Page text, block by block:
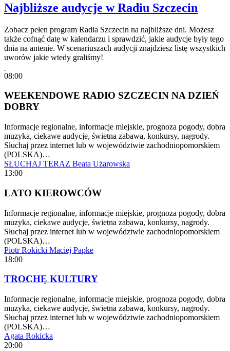
Najbliższe audycje w Radiu Szczecin
Zobacz pełen program Radia Szczecin na najbliższe dni. Możesz
także cofnąć datę w kalendarzu i sprawdzić, jakie audycje były tego
dnia na antenie. W scenariuszach audycji znajdziesz listę wszystkich
uworów jakie wtedy graliśmy!
08:00
WEEKENDOWE RADIO SZCZECIN NA DZIEŃ
DOBRY
Informacje regionalne, informacje miejskie, prognoza pogody, dobra
muzyka, ciekawe audycje, świetna zabawa, konkursy, nagrody.
Słuchaj przez internet lub w województwie zachodniopomorskiem
(POLSKA)…
SŁUCHAJ TERAZ Beata Użarowska
13:00
LATO KIEROWCÓW
Informacje regionalne, informacje miejskie, prognoza pogody, dobra
muzyka, ciekawe audycje, świetna zabawa, konkursy, nagrody.
Słuchaj przez internet lub w województwie zachodniopomorskiem
(POLSKA)…
Piotr Rokicki Maciej Papke
18:00
TROCHĘ KULTURY
Informacje regionalne, informacje miejskie, prognoza pogody, dobra
muzyka, ciekawe audycje, świetna zabawa, konkursy, nagrody.
Słuchaj przez internet lub w województwie zachodniopomorskiem
(POLSKA)…
Agata Rokicka
20:00